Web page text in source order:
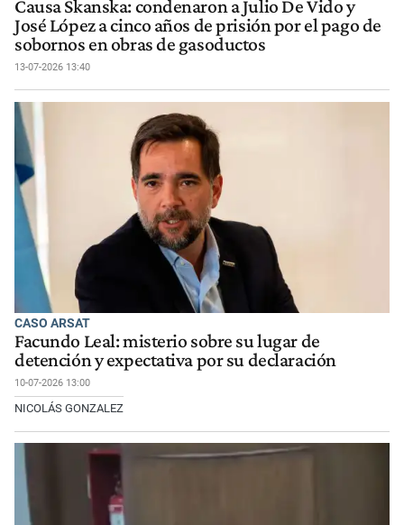
Causa Skanska: condenaron a Julio De Vido y
José López a cinco años de prisión por el pago de
sobornos en obras de gasoductos
13-07-2026 13:40
CASO ARSAT
Facundo Leal: misterio sobre su lugar de
detención y expectativa por su declaración
10-07-2026 13:00
NICOLÁS GONZALEZ